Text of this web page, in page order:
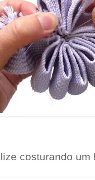
costurando um